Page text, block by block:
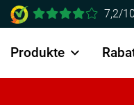
7,2/10
Produkte